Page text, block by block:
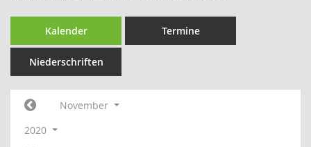
Kalender Termine
Niederschriften
November
2020